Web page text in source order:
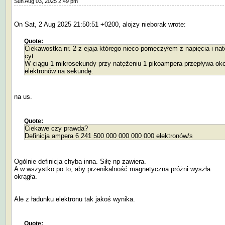
On Sat, 2 Aug 2025 21:50:51 +0200, alojzy nieborak wrote:
Quote:
Ciekawostka nr. 2 z ejaja którego nieco pomęczyłem z napięcia i
cyt
W ciągu 1 mikrosekundy przy natężeniu 1 pikoampera przepływa
elektronów na sekundę.
na us.
Quote:
Ciekawe czy prawda?
Definicja ampera 6 241 500 000 000 000 000 elektronów/s
Ogólnie definicja chyba inna. Siłę np zawiera.
A w wszystko po to, aby przenikalność magnetyczna próżni wyszła
okrągła.
Ale z ładunku elektronu tak jakoś wynika.
Quote: